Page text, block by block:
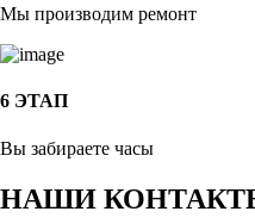
Мы производим ремонт
6 ЭТАП
Вы забираете часы
НАШИ